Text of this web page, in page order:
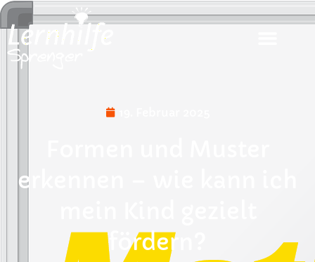
erkennen – wie kann ich
fördern?